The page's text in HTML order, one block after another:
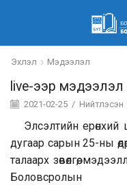
Эхлэл Мэдээлэл
live-ээр мэдээлэл
2021-02-25 / Нийтлэсэн
Элсэлтийн ерөнхий
дугаар сарын 25-ны
талаарх зөвөлгөө,